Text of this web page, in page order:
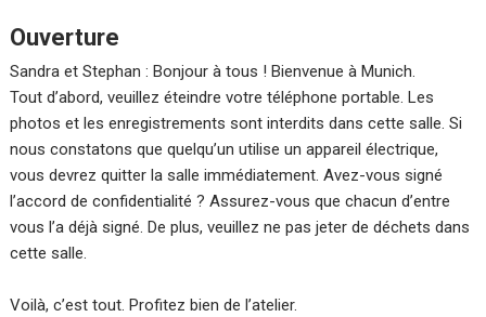
Ouverture
Sandra et Stephan : Bonjour à tous ! Bienvenue à Munich.
Tout d’abord, veuillez éteindre votre téléphone portable. Les
photos et les enregistrements sont interdits dans cette salle. Si
nous constatons que quelqu’un utilise un appareil électrique,
vous devrez quitter la salle immédiatement. Avez-vous signé
l’accord de confidentialité ? Assurez-vous que chacun d’entre
vous l’a déjà signé. De plus, veuillez ne pas jeter de déchets dans
cette salle.
Voilà, c’est tout. Profitez bien de l’atelier.